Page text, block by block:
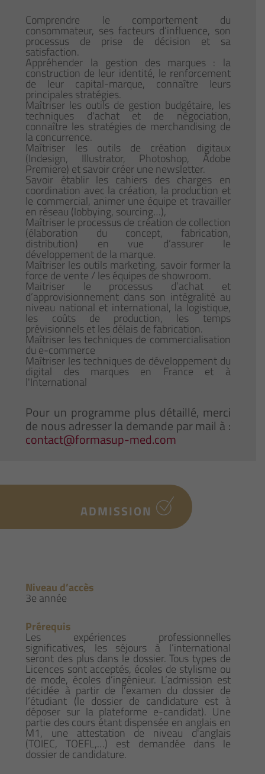
Comprendre le comportement du
consommateur, ses facteurs d’influence, son
processus de prise de décision et sa
satisfaction.
Appréhender la gestion des marques : la
construction de leur identité, le renforcement
de leur capital-marque, connaître leurs
principales stratégies.
Maîtriser les outils de gestion budgétaire, les
techniques d'achat et de négociation,
connaître les stratégies de merchandising de
la concurrence.
Maîtriser les outils de création digitaux
(Indesign, Illustrator, Photoshop, Adobe
Premiere) et savoir créer une newsletter.
Savoir établir les cahiers des charges en
coordination avec la création, la production et
le commercial, animer une équipe et travailler
en réseau (lobbying, sourcing…),
Maîtriser le processus de création de collection
(élaboration du concept, fabrication,
distribution) en vue d’assurer le
développement de la marque.
Maîtriser les outils marketing, savoir former la
force de vente / les équipes de showroom.
Maitriser le processus d’achat et
d’approvisionnement dans son intégralité au
niveau national et international, la logistique,
les coûts de production, les temps
prévisionnels et les délais de fabrication.
Maîtriser les techniques de commercialisation
du e-commerce
Maîtriser les techniques de développement du
digital des marques en France et à
l'International
Pour un programme plus détaillé, merci
de nous adresser la demande par mail à :
contact@formasup-med.com
ADMISSION
Niveau d’accès
3e année
Prérequis
Les expériences professionnelles
significatives, les séjours à l’international
seront des plus dans le dossier. Tous types de
Licences sont acceptés, écoles de stylisme ou
de mode, écoles d’ingénieur. L’admission est
décidée à partir de l’examen du dossier de
l’étudiant (le dossier de candidature est à
déposer sur la plateforme e-candidat). Une
partie des cours étant dispensée en anglais en
M1, une attestation de niveau d'anglais
(TOIEC, TOEFL,…) est demandée dans le
dossier de candidature.